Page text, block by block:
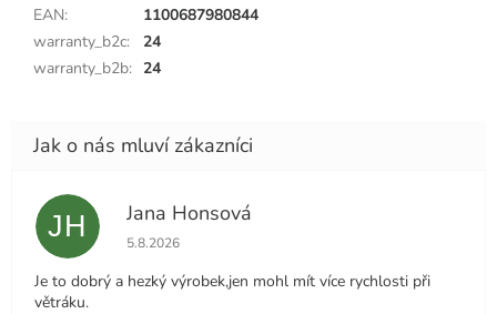
EAN:
1100687980844
warranty_b2c:
24
warranty_b2b: 24
JH Jana Honsová
Hodnocení obchodu je 5 z 5 hvězdiček.
5.8.2026
Je to dobrý a hezký výrobek,jen mohl mít více rychlosti při
větráku.